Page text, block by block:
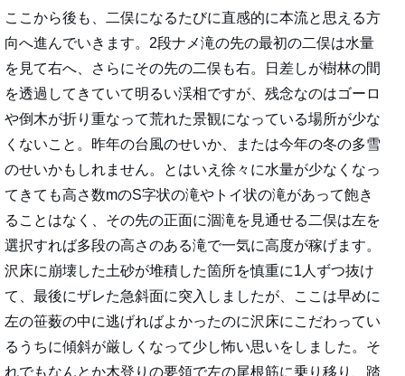
ここから後も、二俣になるたびに直感的に本流と思える方
向へ進んでいきます。2段ナメ滝の先の最初の二俣は水量
を見て右へ、さらにその先の二俣も右。日差しが樹林の間
を透過してきていて明るい渓相ですが、残念なのはゴーロ
や倒木が折り重なって荒れた景観になっている場所が少な
くないこと。昨年の台風のせいか、または今年の冬の多雪
のせいかもしれません。とはいえ徐々に水量が少なくなっ
てきても高さ数mのS字状の滝やトイ状の滝があって飽き
ることはなく、その先の正面に涸滝を見通せる二俣は左を
選択すれば多段の高さのある滝で一気に高度が稼げます。
沢床に崩壊した土砂が堆積した箇所を慎重に1人ずつ抜け
て、最後にザレた急斜面に突入しましたが、ここは早めに
左の笹薮の中に逃げればよかったのに沢床にこだわってい
るうちに傾斜が厳しくなって少し怖い思いをしました。そ
れでもなんとか木登りの要領で左の尾根筋に乗り移り、踏